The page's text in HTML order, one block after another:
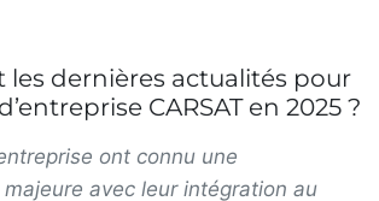
les dernières actualités pour
CARSAT en 2025 ?
ont connu une
avec leur intégration au